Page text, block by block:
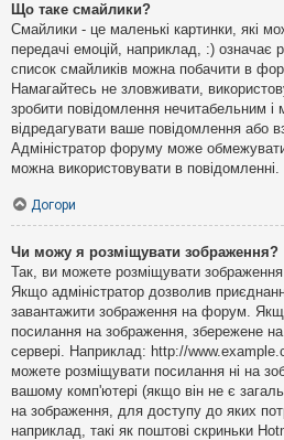
Що таке смайлики?
Смайлики - це маленькі картинки, які
передачі емоцій, наприклад, :) означає
список смайликів можна побачити в
Намагайтесь не зловживати,
зробити повідомлення нечитабельним
відредагувати ваше повідомлення або
Адміністратор форуму може обмежувати
можна використовувати в повідомленні.
Догори
Чи можу я розміщувати зображення?
Так, ви можете розміщувати зображення
Якщо адміністратор дозволив
завантажити зображення на форум.
посилання на зображення, збережене
сервері. Наприклад: http://
можете розміщувати посилання ні на
вашому комп'ютері (якщо він не є
на зображення, для доступу до яких
наприклад, такі як поштові скриньки